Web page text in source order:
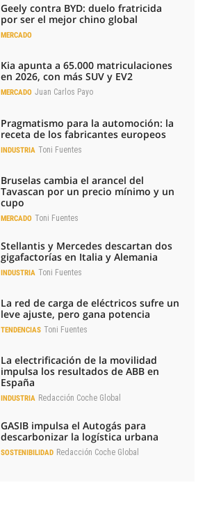
Geely contra BYD: duelo fratricida
por ser el mejor chino global
MERCADO
Kia apunta a 65.000 matriculaciones
en 2026, con más SUV y EV2
MERCADO Juan Carlos Payo
Pragmatismo para la automoción: la
receta de los fabricantes europeos
INDUSTRIA Toni Fuentes
Bruselas cambia el arancel del
Tavascan por un precio mínimo y un
cupo
MERCADO Toni Fuentes
Stellantis y Mercedes descartan dos
gigafactorías en Italia y Alemania
INDUSTRIA Toni Fuentes
La red de carga de eléctricos sufre un
leve ajuste, pero gana potencia
TENDENCIAS Toni Fuentes
La electrificación de la movilidad
impulsa los resultados de ABB en
España
INDUSTRIA Redacción Coche Global
GASIB impulsa el Autogás para
descarbonizar la logística urbana
SOSTENIBILIDAD Redacción Coche Global